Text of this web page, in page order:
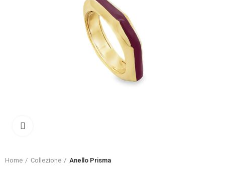
Home Collezione Anello Prisma